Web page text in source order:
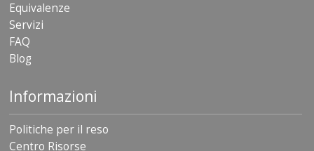
Equivalenze
Servizi
FAQ
Blog
Informazioni
Politiche per il reso
Centro Risorse